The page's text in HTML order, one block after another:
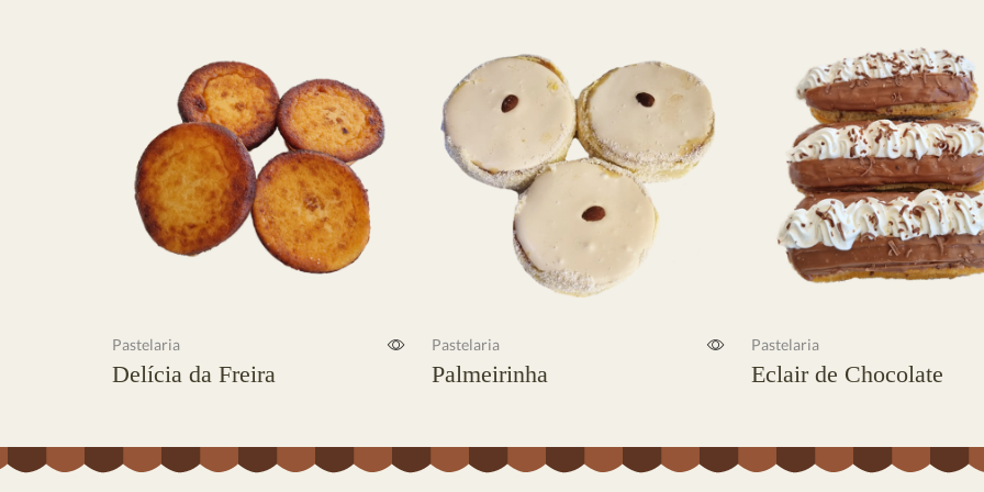
Pastelaria
Delícia da Freira
Ler mais
Pastelaria
Palmeirinha
Ler mais
Pastelaria
Eclair de Chocolate
Ler mais